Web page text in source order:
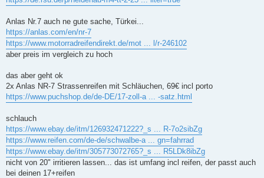
Anlas Nr.7 auch ne gute sache, Türkei...
https://anlas.com/en/nr-7
https://www.motorradreifendirekt.de/mot ... l/r-246102
aber preis im vergleich zu hoch
das aber geht ok
2x Anlas NR-7 Strassenreifen mit Schläuchen, 69€ incl porto
https://www.puchshop.de/de-DE/17-zoll-a ... -satz.html
schlauch
https://www.ebay.de/itm/126932471222?_s ... R-7o2sibZg
https://www.reifen.com/de-de/schwalbe-a ... gn=fahrrad
https://www.ebay.de/itm/305773072765?_s ... R5LDk8ibZg
nicht von 20" irritieren lassen... das ist umfang incl reifen, der passt auch
bei deinen 17+reifen